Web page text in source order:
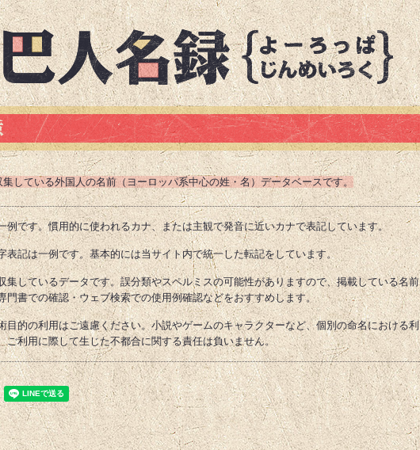
している外国人の名前（ヨーロッパ系中心の姓・名）データベースです。
例です。慣用的に使われるカナ、または主観で発音に近いカナで表記しています。
表記は一例です。基本的には当サイト内で統一した転記をしています。
集しているデータです。誤分類やスペルミスの可能性がありますので、掲載している名前
門書での確認・ウェブ検索での使用例確認などをおすすめします。
目的の利用はご遠慮ください。小説やゲームのキャラクターなど、個別の命名における利
ご利用に際して生じた不都合に関する責任は負いません。